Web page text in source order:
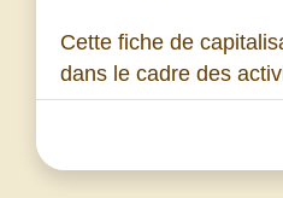
Cette fiche de
dans le cadre des